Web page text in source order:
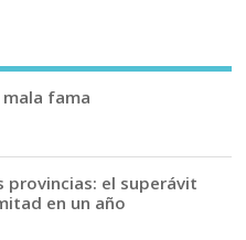
fama
provincias: el superávit
en un año